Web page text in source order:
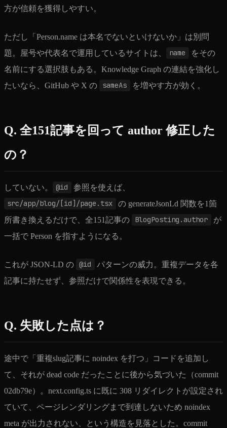
方が信頼を獲得しやすい。
ただし「Person.name は本名でないといけないか」は別問
題。屋号や代表名で運用しているサイトは、
name
をその
名前にする選択肢もある。Knowledge Graph の連結を強化し
たいなら、GitHub や X の
sameAs を増やす方が効く。
Q. 全151記事を回って author 修正した
の？
していない。 @id 参照を使えば、
src/app/blog/[id]/page.tsx
の generateJsonLd 関数を1箇
所書き換えるだけで、全151記事の
BlogPosting.author
が
一括で Person を指すようになる。
これが JSON-LD の @id
パターンの威力。重複データを各
記事に持たせず、参照だけで関係性を表現できる。
Q. 失敗した点は？
途中で「重複slug記事に noindex を打つ」コードを追加し
て、それが dead code だったことに後から気づいた（commit
02db79e）。next.config.ts に既に 308 リダイレクトが設定され
ていて、ページレンダリングまで到達しないため noindex
meta が出力されない、という構造を見落とした。commit